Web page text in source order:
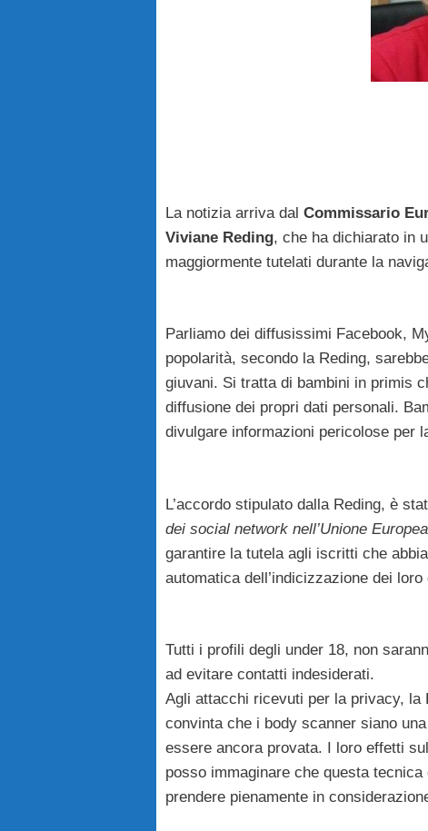
La notizia arriva dal Commissario
Viviane Reding, che ha dichiarato in
maggiormente tutelati durante la
Parliamo dei diffusissimi Facebook,
popolarità, secondo la Reding,
giuvani. Si tratta di bambini in primis
diffusione dei propri dati personali.
divulgare informazioni pericolose per
L’accordo stipulato dalla Reding, è
dei social network nell’Unione Europea
garantire la tutela agli iscritti che
automatica dell’indicizzazione dei loro
Tutti i profili degli under 18, non
ad evitare contatti indesiderati.
Agli attacchi ricevuti per la privacy, la
convinta che i body scanner siano
essere ancora provata. I loro effetti
posso immaginare che questa
prendere pienamente in